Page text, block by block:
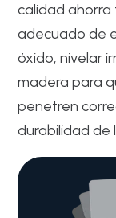
calidad ahorra
adecuado de
óxido, nivelar
madera para
penetren
durabilidad de